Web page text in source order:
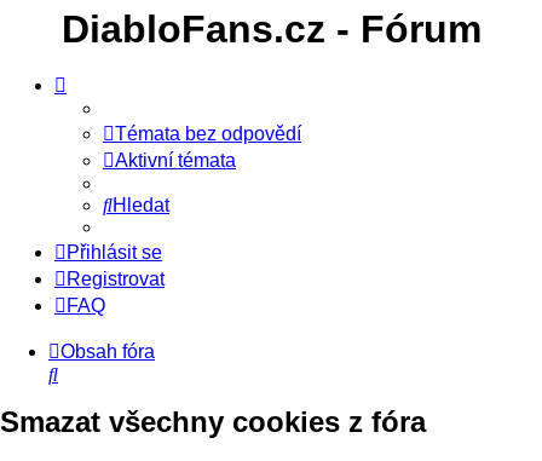
DiabloFans.cz - Fórum
Témata bez odpovědí
Aktivní témata
Hledat
Přihlásit se
Registrovat
FAQ
Obsah fóra
Hledat
Smazat všechny cookies z fóra